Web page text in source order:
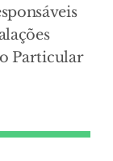
Particular